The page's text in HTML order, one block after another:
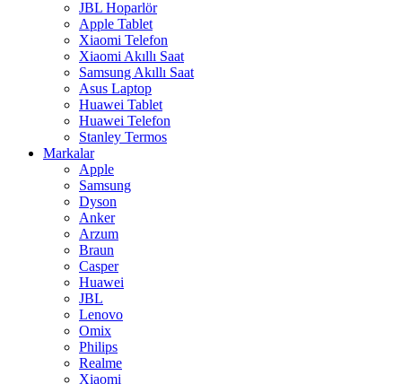
JBL Hoparlör
Apple Tablet
Xiaomi Telefon
Xiaomi Akıllı Saat
Samsung Akıllı Saat
Asus Laptop
Huawei Tablet
Huawei Telefon
Stanley Termos
Markalar
Apple
Samsung
Dyson
Anker
Arzum
Braun
Casper
Huawei
JBL
Lenovo
Omix
Philips
Realme
Xiaomi